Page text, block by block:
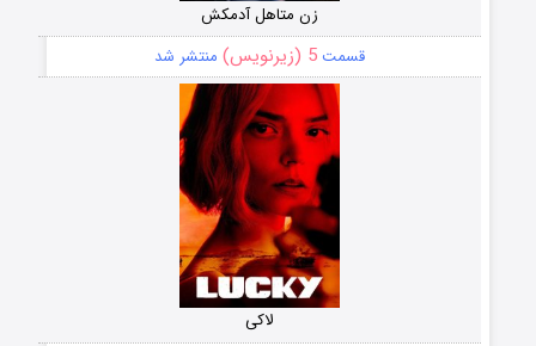
زن متاهل آدمکش
قسمت5 (زیرنویس) منتشر شد
لاکی